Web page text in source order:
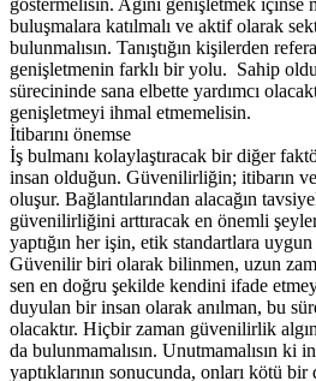
buluşmalara katılmalı ve aktif olarak
bulunmalısın. Tanıştığın kişilerden
genişletmenin farklı bir yolu. Sahip
sürecininde sana elbette yardımcı
genişletmeyi ihmal etmemelisin.
İtibarını önemse
İş bulmanı kolaylaştıracak bir diğer
insan olduğun. Güvenilirliğin; itibarın
oluşur. Bağlantılarından alacağın
güvenilirliğini arttıracak en önemli
yaptığın her işin, etik standartlara
Güvenilir biri olarak bilinmen, uzun
sen en doğru şekilde kendini ifade
duyulan bir insan olarak anılman, bu
olacaktır. Hiçbir zaman güvenilirlik
da bulunmamalısın. Unutmamalısın ki
yaptıklarının sonucunda, onları kötü